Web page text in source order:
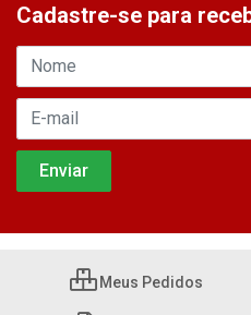
Cadastre-se para
Meus Pedidos